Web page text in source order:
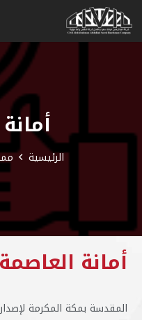
الرئيسية
أمانة العاصمة
المقدسة بمكة المكرمة لإصدار